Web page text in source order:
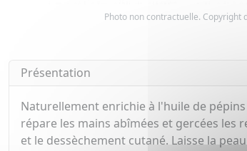
Photo non contractuelle. Copyright
Présentation
Naturellement enrichie à l'huile de
répare les mains abîmées et gercées
et le dessèchement cutané. Laisse la